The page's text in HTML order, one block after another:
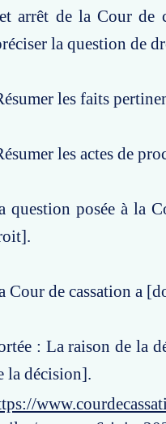
arrêt de la Cour de
la question de
les faits
les actes de
question posée à la
Cour de cassation a
: La raison de la
la décision].